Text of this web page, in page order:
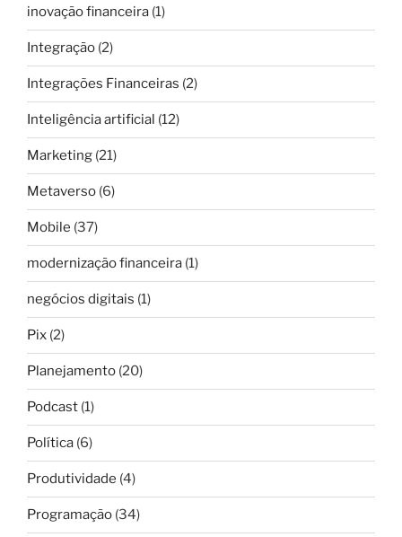
inovação financeira (1)
Integração (2)
Integrações Financeiras (2)
Inteligência artificial (12)
Marketing (21)
Metaverso (6)
Mobile (37)
modernização financeira (1)
negócios digitais (1)
Pix (2)
Planejamento (20)
Podcast (1)
Política (6)
Produtividade (4)
Programação (34)